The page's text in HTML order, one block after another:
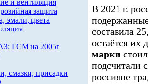
и вентиляция
защита
эмали, цвета
ГСМ на 2005г
смазки, присадки
В 2021 г.
составила
остаётся их
марки
подсчитали
россияне